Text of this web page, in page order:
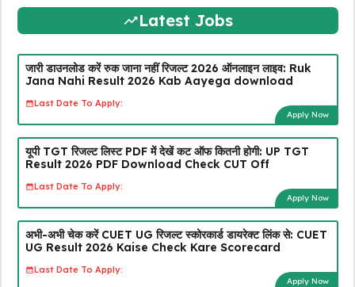
Latest Jobs
जारी डाउनलोड करें रुक जाना नहीं रिजल्ट 2026 ऑनलाइन लाइव: Ruk
Jana Nahi Result 2026 Kab Aayega download
Last Date To Apply:
Apply Now
यूपी TGT रिजल्ट लिस्ट PDF में देखें कट ऑफ कितनी होगी: UP TGT
Result 2026 PDF Download Check CUT Off
Last Date To Apply:
Apply Now
अभी-अभी चेक करें CUET UG रिजल्ट स्कोरकार्ड डायरेक्ट लिंक से: CUET
UG Result 2026 Kaise Check Kare Scorecard
Last Date To Apply:
Apply Now